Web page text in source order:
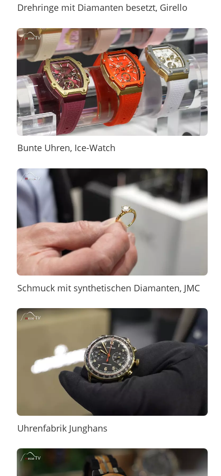
Drehringe mit Diamanten besetzt, Girello
Bunte Uhren, Ice-Watch
Schmuck mit synthetischen Diamanten, JMC
Uhrenfabrik Junghans